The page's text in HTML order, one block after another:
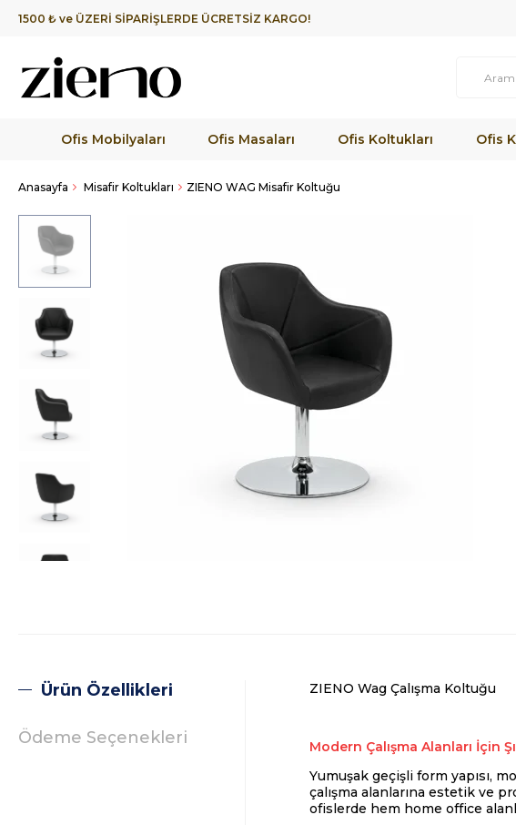
1500 ₺ ve ÜZERİ SİPARİŞLERDE ÜCRETSİZ KARGO!
Ofis Mobilyaları Ofis Masaları Ofis Koltukları Ofis
Anasayfa Misafir Koltukları ZIENO WAG Misafir Koltuğu
Ürün Özellikleri
Ödeme Seçenekleri
ZIENO Wag Çalışma Koltuğu
Modern Çalışma Alanları İçin
Yumuşak geçişli form yapısı,
çalışma alanlarına estetik ve
ofislerde hem home office